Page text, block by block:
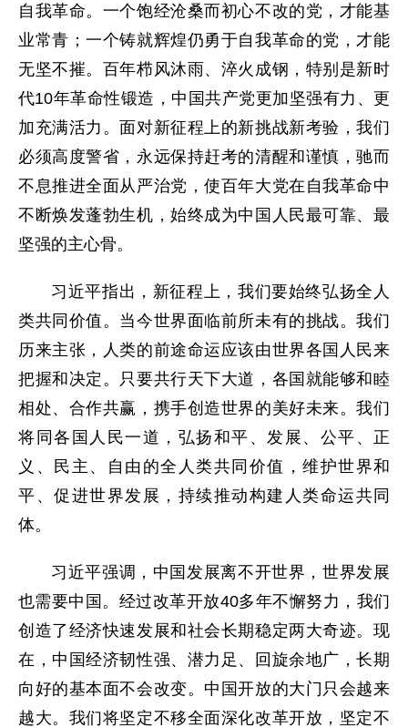
自我革命。一个饱经沧桑而初心不改的党，才能基
业常青；一个铸就辉煌仍勇于自我革命的党，才能
无坚不摧。百年栉风沐雨、淬火成钢，特别是新时
代10年革命性锻造，中国共产党更加坚强有力、更
加充满活力。面对新征程上的新挑战新考验，我们
必须高度警省，永远保持赶考的清醒和谨慎，驰而
不息推进全面从严治党，使百年大党在自我革命中
不断焕发蓬勃生机，始终成为中国人民最可靠、最
坚强的主心骨。
习近平指出，新征程上，我们要始终弘扬全人
类共同价值。当今世界面临前所未有的挑战。我们
历来主张，人类的前途命运应该由世界各国人民来
把握和决定。只要共行天下大道，各国就能够和睦
相处、合作共赢，携手创造世界的美好未来。我们
将同各国人民一道，弘扬和平、发展、公平、正
义、民主、自由的全人类共同价值，维护世界和
平、促进世界发展，持续推动构建人类命运共同
体。
习近平强调，中国发展离不开世界，世界发展
也需要中国。经过改革开放40多年不懈努力，我们
创造了经济快速发展和社会长期稳定两大奇迹。现
在，中国经济韧性强、潜力足、回旋余地广，长期
向好的基本面不会改变。中国开放的大门只会越来
越大。我们将坚定不移全面深化改革开放，坚定不